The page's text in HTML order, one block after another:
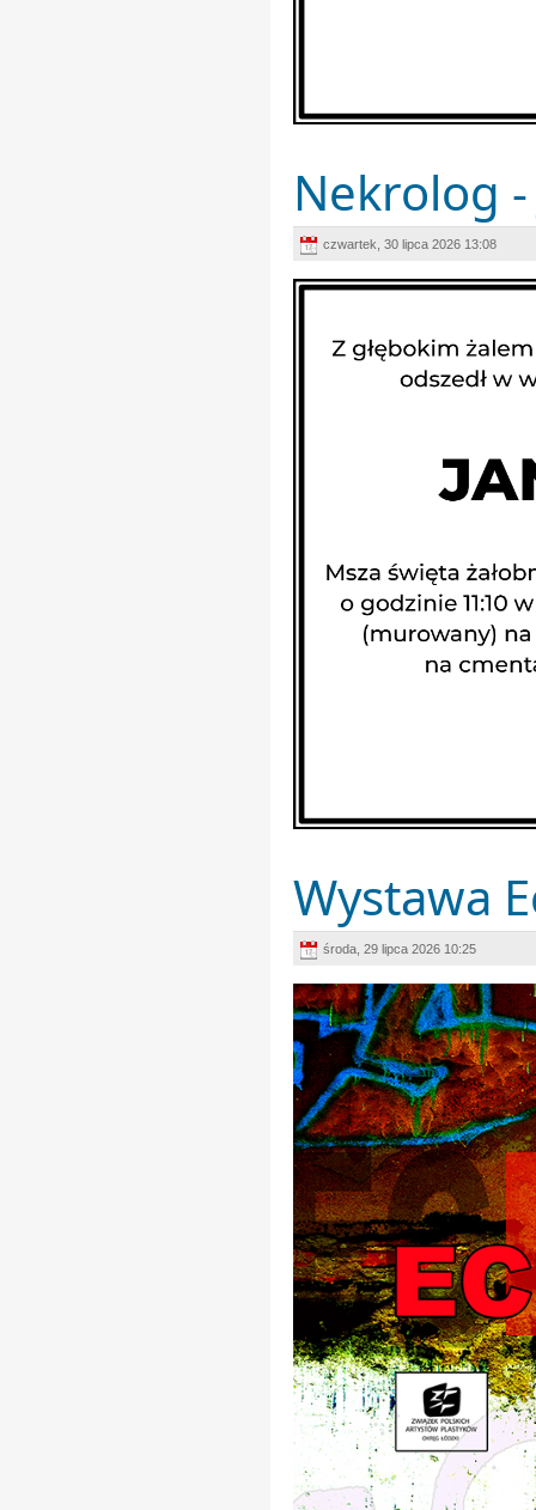
Nekrolog
czwartek, 30 lipca 2026 13:08
Wystawa
środa, 29 lipca 2026 10:25